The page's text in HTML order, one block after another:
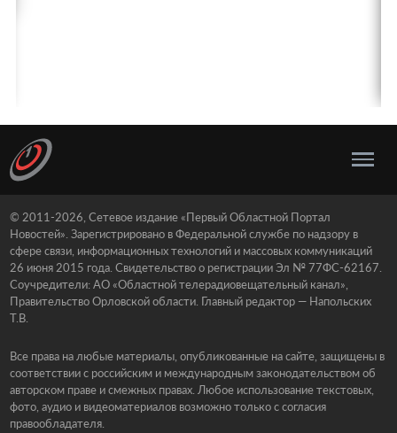
© 2011-2026, Сетевое издание «Первый Областной Портал
Новостей». Зарегистрировано в Федеральной службе по надзору в
сфере связи, информационных технологий и массовых коммуникаций
26 июня 2015 года. Свидетельство о регистрации Эл № 77ФС-62167.
Соучредители: АО «Областной телерадиовещательный канал»,
Правительство Орловской области. Главный редактор — Напольских
Т.В.
Все права на любые материалы, опубликованные на сайте, защищены в
соответствии с российским и международным законодательством об
авторском праве и смежных правах. Любое использование текстовых,
фото, аудио и видеоматериалов возможно только с согласия
правообладателя.